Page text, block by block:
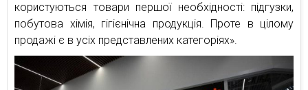
користуються товари першої необхідності: підгузки,
побутова хімія, гігієнічна продукція. Проте в цілому
продажі є в усіх представлених категоріях».